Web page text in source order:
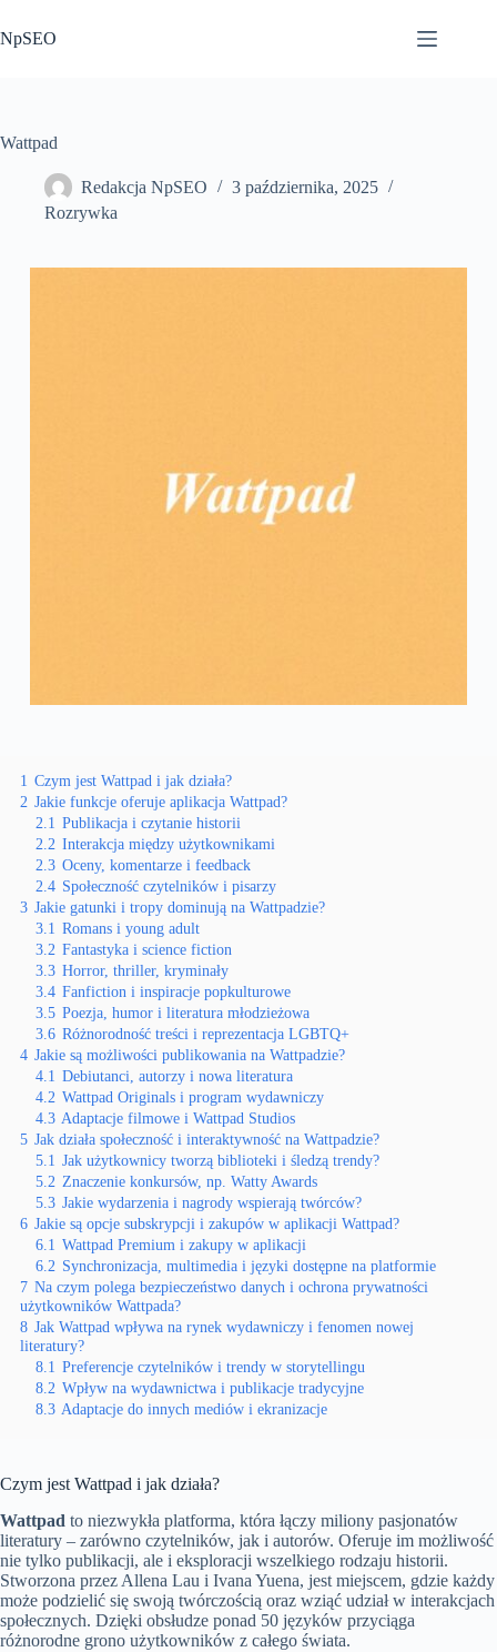
do
treści
NpSEO
Wattpad
Redakcja NpSEO
3 października, 2025
Rozrywka
1 Czym jest Wattpad i jak działa?
2 Jakie funkcje oferuje aplikacja Wattpad?
2.1 Publikacja i czytanie historii
2.2 Interakcja między użytkownikami
2.3 Oceny, komentarze i feedback
2.4 Społeczność czytelników i pisarzy
3 Jakie gatunki i tropy dominują na Wattpadzie?
3.1 Romans i young adult
3.2 Fantastyka i science fiction
3.3 Horror, thriller, kryminały
3.4 Fanfiction i inspiracje popkulturowe
3.5 Poezja, humor i literatura młodzieżowa
3.6 Różnorodność treści i reprezentacja LGBTQ+
4 Jakie są możliwości publikowania na Wattpadzie?
4.1 Debiutanci, autorzy i nowa literatura
4.2 Wattpad Originals i program wydawniczy
4.3 Adaptacje filmowe i Wattpad Studios
5 Jak działa społeczność i interaktywność na Wattpadzie?
5.1 Jak użytkownicy tworzą biblioteki i śledzą trendy?
5.2 Znaczenie konkursów, np. Watty Awards
5.3 Jakie wydarzenia i nagrody wspierają twórców?
6 Jakie są opcje subskrypcji i zakupów w aplikacji Wattpad?
6.1 Wattpad Premium i zakupy w aplikacji
6.2 Synchronizacja, multimedia i języki dostępne na platformie
7 Na czym polega bezpieczeństwo danych i ochrona prywatności
użytkowników Wattpada?
8 Jak Wattpad wpływa na rynek wydawniczy i fenomen nowej
literatury?
8.1 Preferencje czytelników i trendy w storytellingu
8.2 Wpływ na wydawnictwa i publikacje tradycyjne
8.3 Adaptacje do innych mediów i ekranizacje
Czym jest Wattpad i jak działa?
Wattpad to niezwykła platforma, która łączy miliony pasjonatów
literatury – zarówno czytelników, jak i autorów. Oferuje im możliwość
nie tylko publikacji, ale i eksploracji wszelkiego rodzaju historii.
Stworzona przez Allena Lau i Ivana Yuena, jest miejscem, gdzie każdy
może podzielić się swoją twórczością oraz wziąć udział w interakcjach
społecznych. Dzięki obsłudze ponad 50 języków przyciąga
różnorodne grono użytkowników z całego świata.